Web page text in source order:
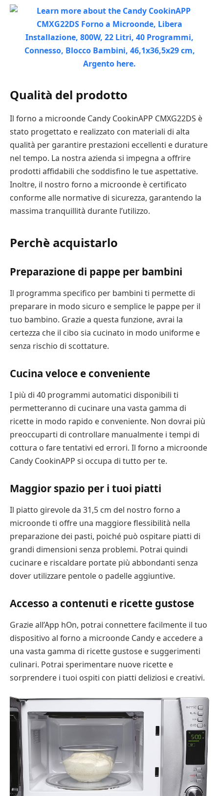
Qualità del prodotto
Il forno a microonde Candy CookinAPP CMXG22DS è
stato progettato e realizzato con materiali di alta
qualità per garantire prestazioni eccellenti e durature
nel tempo. La nostra azienda si impegna a offrire
prodotti affidabili che soddisfino le tue aspettative.
Inoltre, il nostro forno a microonde è certificato
conforme alle normative di sicurezza, garantendo la
massima tranquillità durante l’utilizzo.
Perchè acquistarlo
Preparazione di pappe per bambini
Il programma specifico per bambini ti permette di
preparare in modo sicuro e semplice le pappe per il
tuo bambino. Grazie a questa funzione, avrai la
certezza che il cibo sia cucinato in modo uniforme e
senza rischio di scottature.
Cucina veloce e conveniente
I più di 40 programmi automatici disponibili ti
permetteranno di cucinare una vasta gamma di
ricette in modo rapido e conveniente. Non dovrai più
preoccuparti di controllare manualmente i tempi di
cottura o fare tentativi ed errori. Il forno a microonde
Candy CookinAPP si occupa di tutto per te.
Maggior spazio per i tuoi piatti
Il piatto girevole da 31,5 cm del nostro forno a
microonde ti offre una maggiore flessibilità nella
preparazione dei pasti, poiché può ospitare piatti di
grandi dimensioni senza problemi. Potrai quindi
cucinare e riscaldare portate più abbondanti senza
dover utilizzare pentole o padelle aggiuntive.
Accesso a contenuti e ricette gustose
Grazie all’App hOn, potrai connettere facilmente il tuo
dispositivo al forno a microonde Candy e accedere a
una vasta gamma di ricette gustose e suggerimenti
culinari. Potrai sperimentare nuove ricette e
sorprendere i tuoi ospiti con piatti deliziosi e creativi.